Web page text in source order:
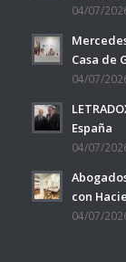
04/07/
Casa de
04/07/
España
04/07/
con
04/07/